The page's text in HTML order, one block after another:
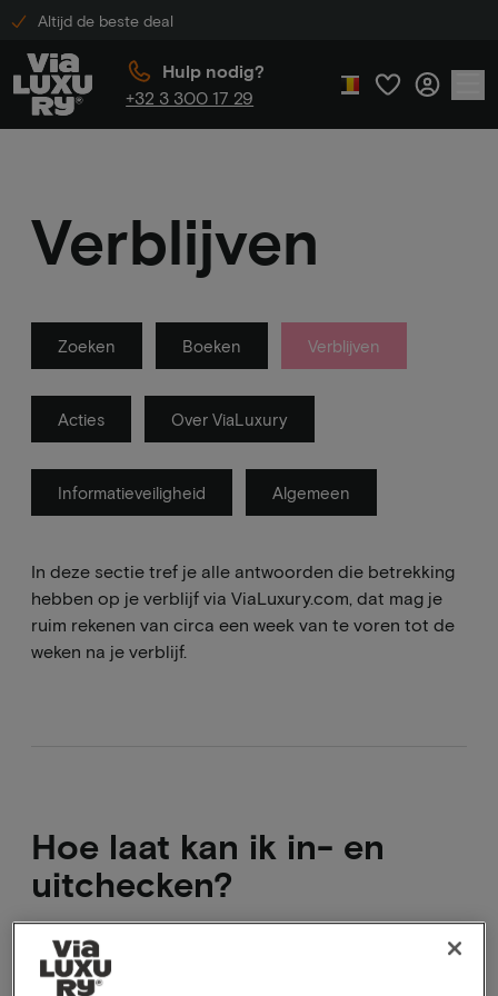
Altijd de beste deal
Hulp nodig?
+32 3 300 17 29
Verblijven
Zoeken Boeken Verblijven
Acties Over ViaLuxury
Informatieveiligheid Algemeen
In deze sectie tref je alle antwoorden die betrekking
hebben op je verblijf via ViaLuxury.com, dat mag je
ruim rekenen van circa een week van te voren tot de
weken na je verblijf.
Hoe laat kan ik in- en
uitchecken?
De check-in tijden verschillen per hotel. De check-in
en check-out tijden staan vermeld op de pagina van